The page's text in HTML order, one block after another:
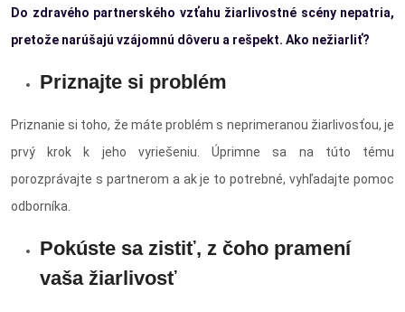
Do zdravého partnerského vzťahu žiarlivostné scény nepatria,
pretože narúšajú vzájomnú dôveru a rešpekt. Ako nežiarliť?
Priznajte si problém
Priznanie si toho, že máte problém s neprimeranou žiarlivosťou, je
prvý krok k jeho vyriešeniu. Úprimne sa na túto tému
porozprávajte s partnerom a ak je to potrebné, vyhľadajte pomoc
odborníka.
Pokúste sa zistiť, z čoho pramení
vaša žiarlivosť